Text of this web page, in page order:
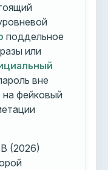
поддельное
или
вне
на фейковый
(2026)